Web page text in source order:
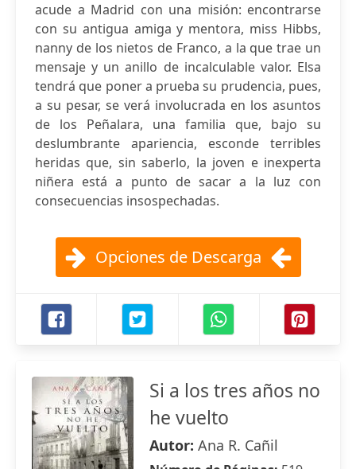
acude a Madrid con una misión: encontrarse
con su antigua amiga y mentora, miss Hibbs,
nanny de los nietos de Franco, a la que trae un
mensaje y un anillo de incalculable valor. Elsa
tendrá que poner a prueba su prudencia, pues,
a su pesar, se verá involucrada en los asuntos
de los Peñalara, una familia que, bajo su
deslumbrante apariencia, esconde terribles
heridas que, sin saberlo, la joven e inexperta
niñera está a punto de sacar a la luz con
consecuencias insospechadas.
Opciones de Descarga
Si a los tres años no
he vuelto
Autor: Ana R. Cañil